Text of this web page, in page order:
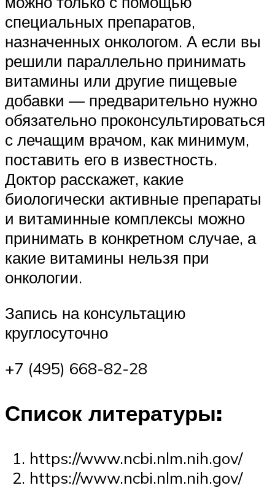
специальных препаратов,
назначенных онкологом. А если вы
решили параллельно принимать
витамины или другие пищевые
добавки — предварительно нужно
обязательно проконсультироваться
с лечащим врачом, как минимум,
поставить его в известность.
Доктор расскажет, какие
биологически активные препараты
и витаминные комплексы можно
принимать в конкретном случае, а
какие витамины нельзя при
онкологии.
Запись на консультацию
круглосуточно
+7 (495) 668-82-28
Список литературы:
https://www.ncbi.nlm.nih.gov/
https://www.ncbi.nlm.nih.gov/